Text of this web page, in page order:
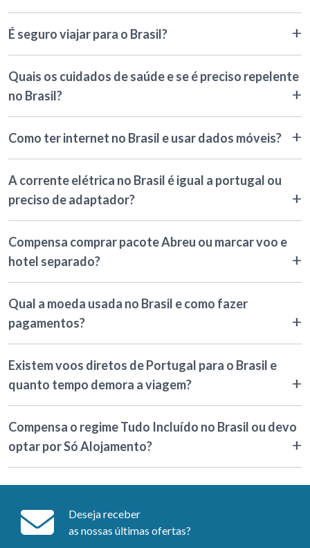
É seguro viajar para o Brasil?
Quais os cuidados de saúde e se é preciso repelente
no Brasil?
Como ter internet no Brasil e usar dados móveis?
A corrente elétrica no Brasil é igual a portugal ou
preciso de adaptador?
Compensa comprar pacote Abreu ou marcar voo e
hotel separado?
Qual a moeda usada no Brasil e como fazer
pagamentos?
Existem voos diretos de Portugal para o Brasil e
quanto tempo demora a viagem?
Compensa o regime Tudo Incluído no Brasil ou devo
optar por Só Alojamento?
Deseja receber
as nossas últimas ofertas?